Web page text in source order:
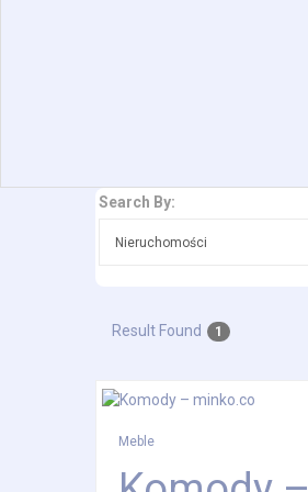
Search By:
Result Found 1
Meble